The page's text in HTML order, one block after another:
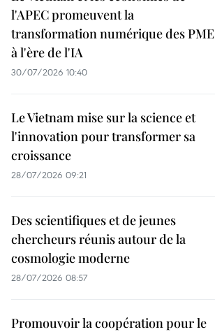
l'APEC promeuvent la
transformation numérique des PME
à l'ère de l'IA
30/07/2026 10:40
Le Vietnam mise sur la science et
l'innovation pour transformer sa
croissance
28/07/2026 09:21
Des scientifiques et de jeunes
chercheurs réunis autour de la
cosmologie moderne
28/07/2026 08:57
Promouvoir la coopération pour le